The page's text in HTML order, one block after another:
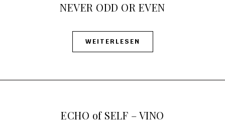
NEVER ODD OR EVEN
WEITERLESEN
ECHO of SELF – VINO